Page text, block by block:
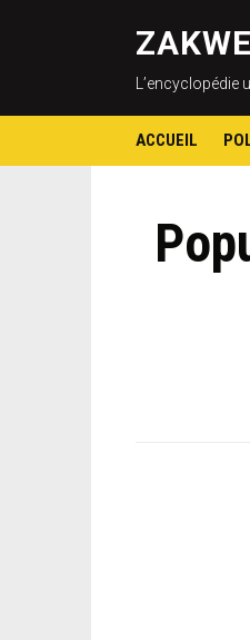
L’encyclopédie
ACCUEIL